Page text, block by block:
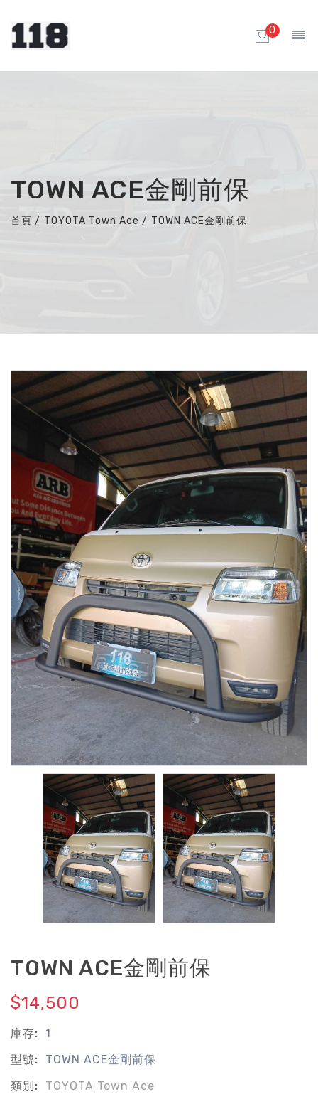
0
TOWN ACE金剛前保
首頁 / TOYOTA Town Ace / TOWN ACE金剛前保
TOWN ACE金剛前保
$14,500
庫存:
1
型號:
TOWN ACE金剛前保
類別:
TOYOTA Town Ace